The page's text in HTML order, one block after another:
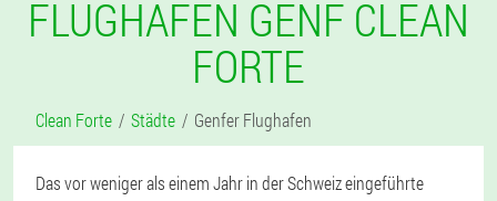
FLUGHAFEN GENF CLEAN
FORTE
Clean Forte Städte Genfer Flughafen
Das vor weniger als einem Jahr in der Schweiz eingeführte